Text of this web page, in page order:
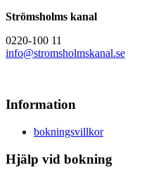
Strömsholms kanal
0220-100 11
info@stromsholmskanal.se
Information
bokningsvillkor
Hjälp vid bokning